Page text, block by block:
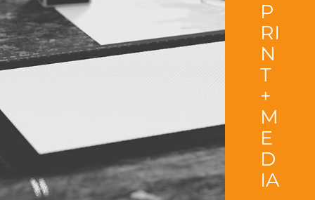
P
RI
N
T
+
M
E
D
IA